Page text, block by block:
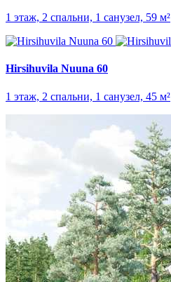
1 этаж, 2 спальни, 1 санузел, 59 м²
Hirsihuvila Nuuna 60
1 этаж, 2 спальни, 1 санузел, 45 м²